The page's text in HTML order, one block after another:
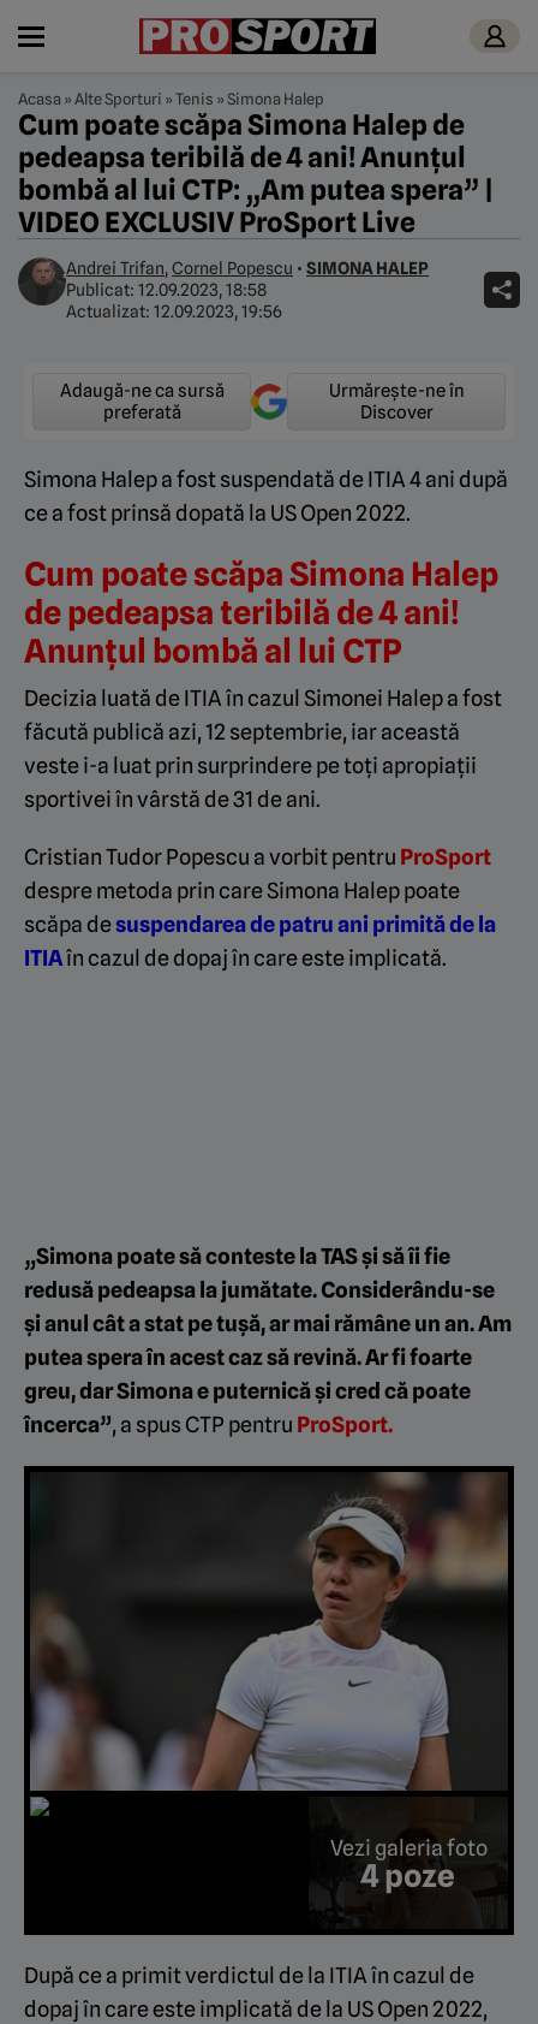
Acasa »Alte Sporturi »Tenis »Simona Halep
Cum poate scăpa Simona Halep de
pedeapsa teribilă de 4 ani! Anunțul
bombă al lui CTP: „Am putea spera” |
VIDEO EXCLUSIV ProSport Live
Andrei Trifan,Cornel Popescu • SIMONA HALEP
Publicat: 12.09.2023, 18:58
Actualizat: 12.09.2023, 19:56
Adaugă-ne ca sursă
preferată
Urmărește-ne în
Discover
Simona Halep a fost suspendată de ITIA 4 ani după
ce a fost prinsă dopată la US Open 2022.
Cum poate scăpa Simona Halep
de pedeapsa teribilă de 4 ani!
Anunțul bombă al lui CTP
Decizia luată de ITIA în cazul Simonei Halep a fost
făcută publică azi, 12 septembrie, iar această
veste i-a luat prin surprindere pe toți apropiații
sportivei în vârstă de 31 de ani.
Cristian Tudor Popescu a vorbit pentru ProSport
despre metoda prin care Simona Halep poate
scăpa desuspendarea de patru ani primită de la
ITIAîn cazul de dopaj în care este implicată.
„Simona poate să conteste la TAS și să îi fie
redusă pedeapsa la jumătate. Considerându-se
și anul cât a stat pe tușă, ar mai rămâne un an. Am
putea spera în acest caz să revină. Ar fi foarte
greu, dar Simona e puternică și cred că poate
încerca”, a spus CTP pentru ProSport.
Vezi galeria foto
4 poze
După ce a primit verdictul de la ITIA în cazul de
dopaj în care este implicată de la US Open 2022,